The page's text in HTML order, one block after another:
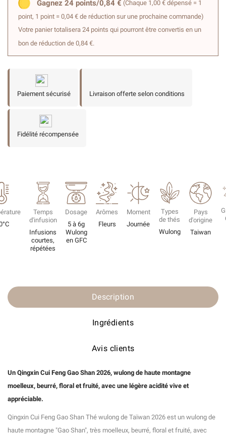
Gagnez 24 points/0,84 € (Chaque 1,00 € dépensé = 1
point, 1 point = 0,04 € de réduction sur une prochaine commande)
Votre panier totalisera 24 points qui pourront être convertis en un
bon de réduction de 0,84 €.
Paiement sécurisé Livraison offerte selon conditions
Fidélité récompensée
Temps
d'infusion
Infusions
courtes,
répétées
Dosage
5 à 6g
Wulong
en GFC
Arômes
Fleurs
Moment
Journée
Types
de thés
Wulong
Pays
d'origine
Taiwan
Description
Ingrédients
Avis clients
Un Qingxin Cui Feng Gao Shan 2026, wulong de haute montagne
moelleux, beurré, floral et fruité, avec une légère acidité vive et
appréciable.
Qingxin Cui Feng Gao Shan Thé wulong de Taïwan 2026 est un wulong de
haute montagne "Gao Shan", très moelleux, beurré, floral et fruité, avec